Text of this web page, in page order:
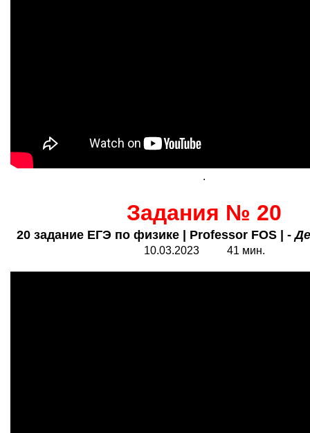
.
Задания № 20
20 задание ЕГЭ по физике | Professor FOS | -
10.03.2023 41 мин.